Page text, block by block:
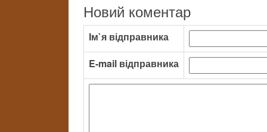
Новий коментар
Ім`я відправника
E-mail відправника